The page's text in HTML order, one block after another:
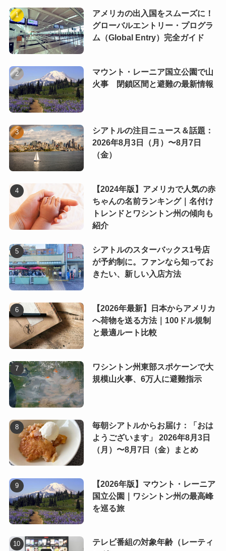
アメリカの出入国をスムーズに！
グローバルエントリー・プログラ
ム（Global Entry）完全ガイド
マウント・レーニア国立公園で山
火事 閉鎖区間と避難の最新情報
シアトルの注目ニュース＆話題：
2026年8月3日（月）〜8月7日
（金）
【2024年版】アメリカで人気の赤
ちゃんの名前ランキング｜名付け
トレンドとワシントン州の傾向も
紹介
シアトルのスターバックス1号店
が予約制に。ファンなら知ってお
きたい、新しい入店方法
【2026年最新】日本からアメリカ
へ荷物を送る方法｜100ドル規制
と最適ルート比較
ワシントン州東部スポケーンで大
規模山火事、6万人に避難指示
毎朝シアトルからお届け：「おは
ようございます」 2026年8月3日
（月）〜8月7日（金）まとめ
【2026年版】マウント・レーニア
国立公園｜ワシントン州の最高峰
を巡る旅
テレビ番組の対象年齢（レーティ